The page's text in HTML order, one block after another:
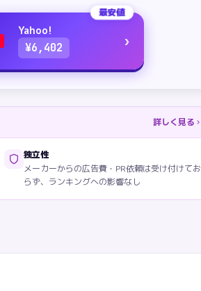
最安値
Yahoo!
¥6,402 ›
詳しく見る
独立性
メーカーからの広告費・PR依頼は受け付けてお
らず、ランキングへの影響なし